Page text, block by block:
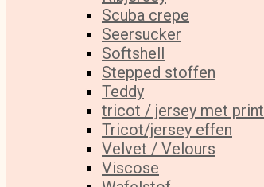
Scuba crepe
Seersucker
Softshell
Stepped stoffen
Teddy
tricot / jersey met print
Tricot/jersey effen
Velvet / Velours
Viscose